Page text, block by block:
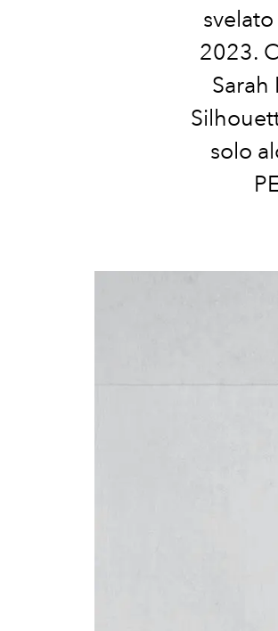
2023.
solo